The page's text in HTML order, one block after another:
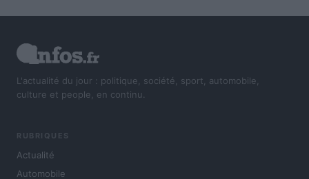
L'actualité du jour : politique, société, sport, automobile,
culture et people, en continu.
RUBRIQUES
Actualité
Automobile